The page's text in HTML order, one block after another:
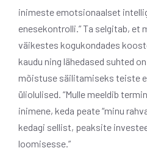
inimeste emotsionaalset
enesekontrolli.” Ta selgitab, et
väikestes kogukondades
kaudu ning lähedased suhted
mõistuse säilitamiseks teiste
üliolulised. “Mulle meeldib
inimene, keda peate “minu
kedagi sellist, peaksite
loomisesse.”